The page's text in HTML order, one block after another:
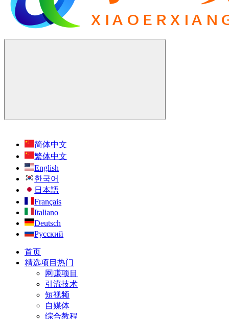
简体中文
繁体中文
English
한국어
日本語
Français
Italiano
Deutsch
Русский
首页
精选项目 热门
网赚项目
引流技术
短视频
自媒体
综合教程